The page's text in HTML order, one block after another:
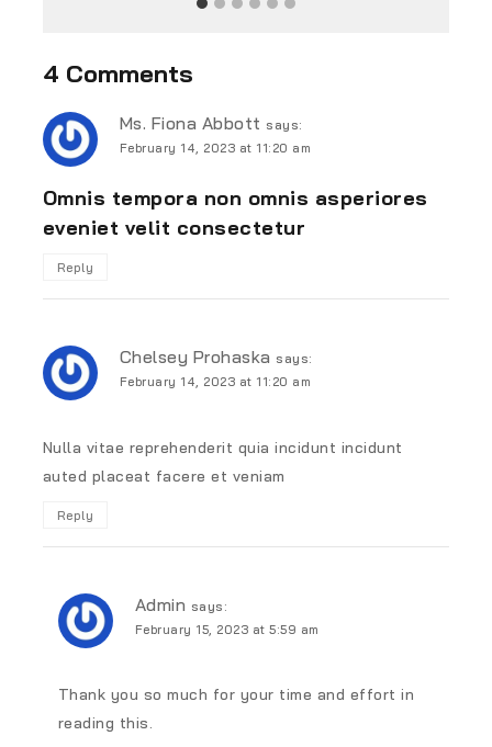
4 Comments
Ms. Fiona Abbott says:
February 14, 2023 at 11:20 am
Omnis tempora non omnis asperiores
eveniet velit consectetur
Reply
Chelsey Prohaska says:
February 14, 2023 at 11:20 am
Nulla vitae reprehenderit quia incidunt incidunt
auted placeat facere et veniam
Reply
Admin says:
February 15, 2023 at 5:59 am
Thank you so much for your time and effort in
reading this.